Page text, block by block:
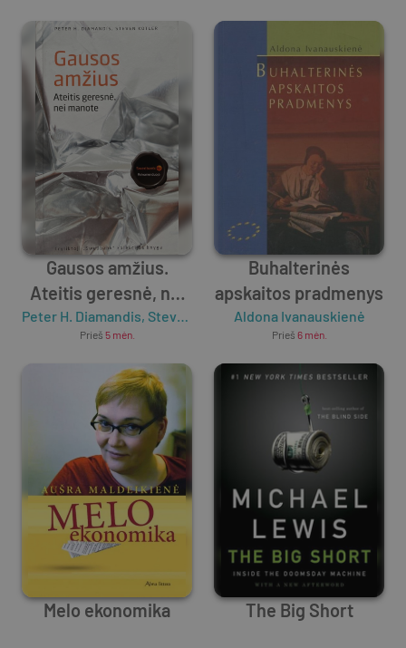
Gausos amžius.
Ateitis geresnė, nei
manote
Peter H. Diamandis, Steven Kotler
Prieš 5 mėn.
Buhalterinės
apskaitos pradmenys
Aldona Ivanauskienė
Prieš 6 mėn.
Melo ekonomika The Big Short